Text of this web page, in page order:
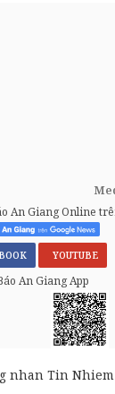
An Giang Online
YOUTUBE
An Giang App